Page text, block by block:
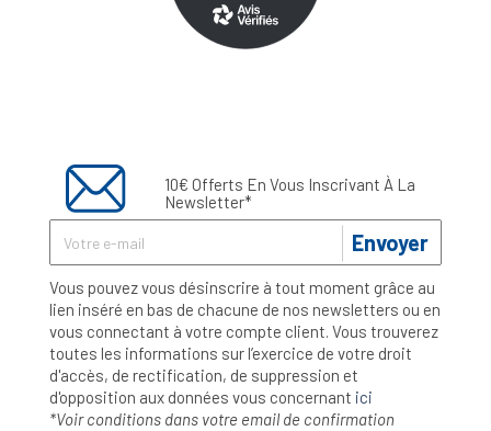
10€ Offerts En Vous Inscrivant À La
Newsletter*
Envoyer
Vous pouvez vous désinscrire à tout moment grâce au
lien inséré en bas de chacune de nos newsletters ou en
vous connectant à votre compte client. Vous trouverez
toutes les informations sur l’exercice de votre droit
d'accès, de rectification, de suppression et
d'opposition aux données vous concernant ici
*Voir conditions dans votre email de confirmation